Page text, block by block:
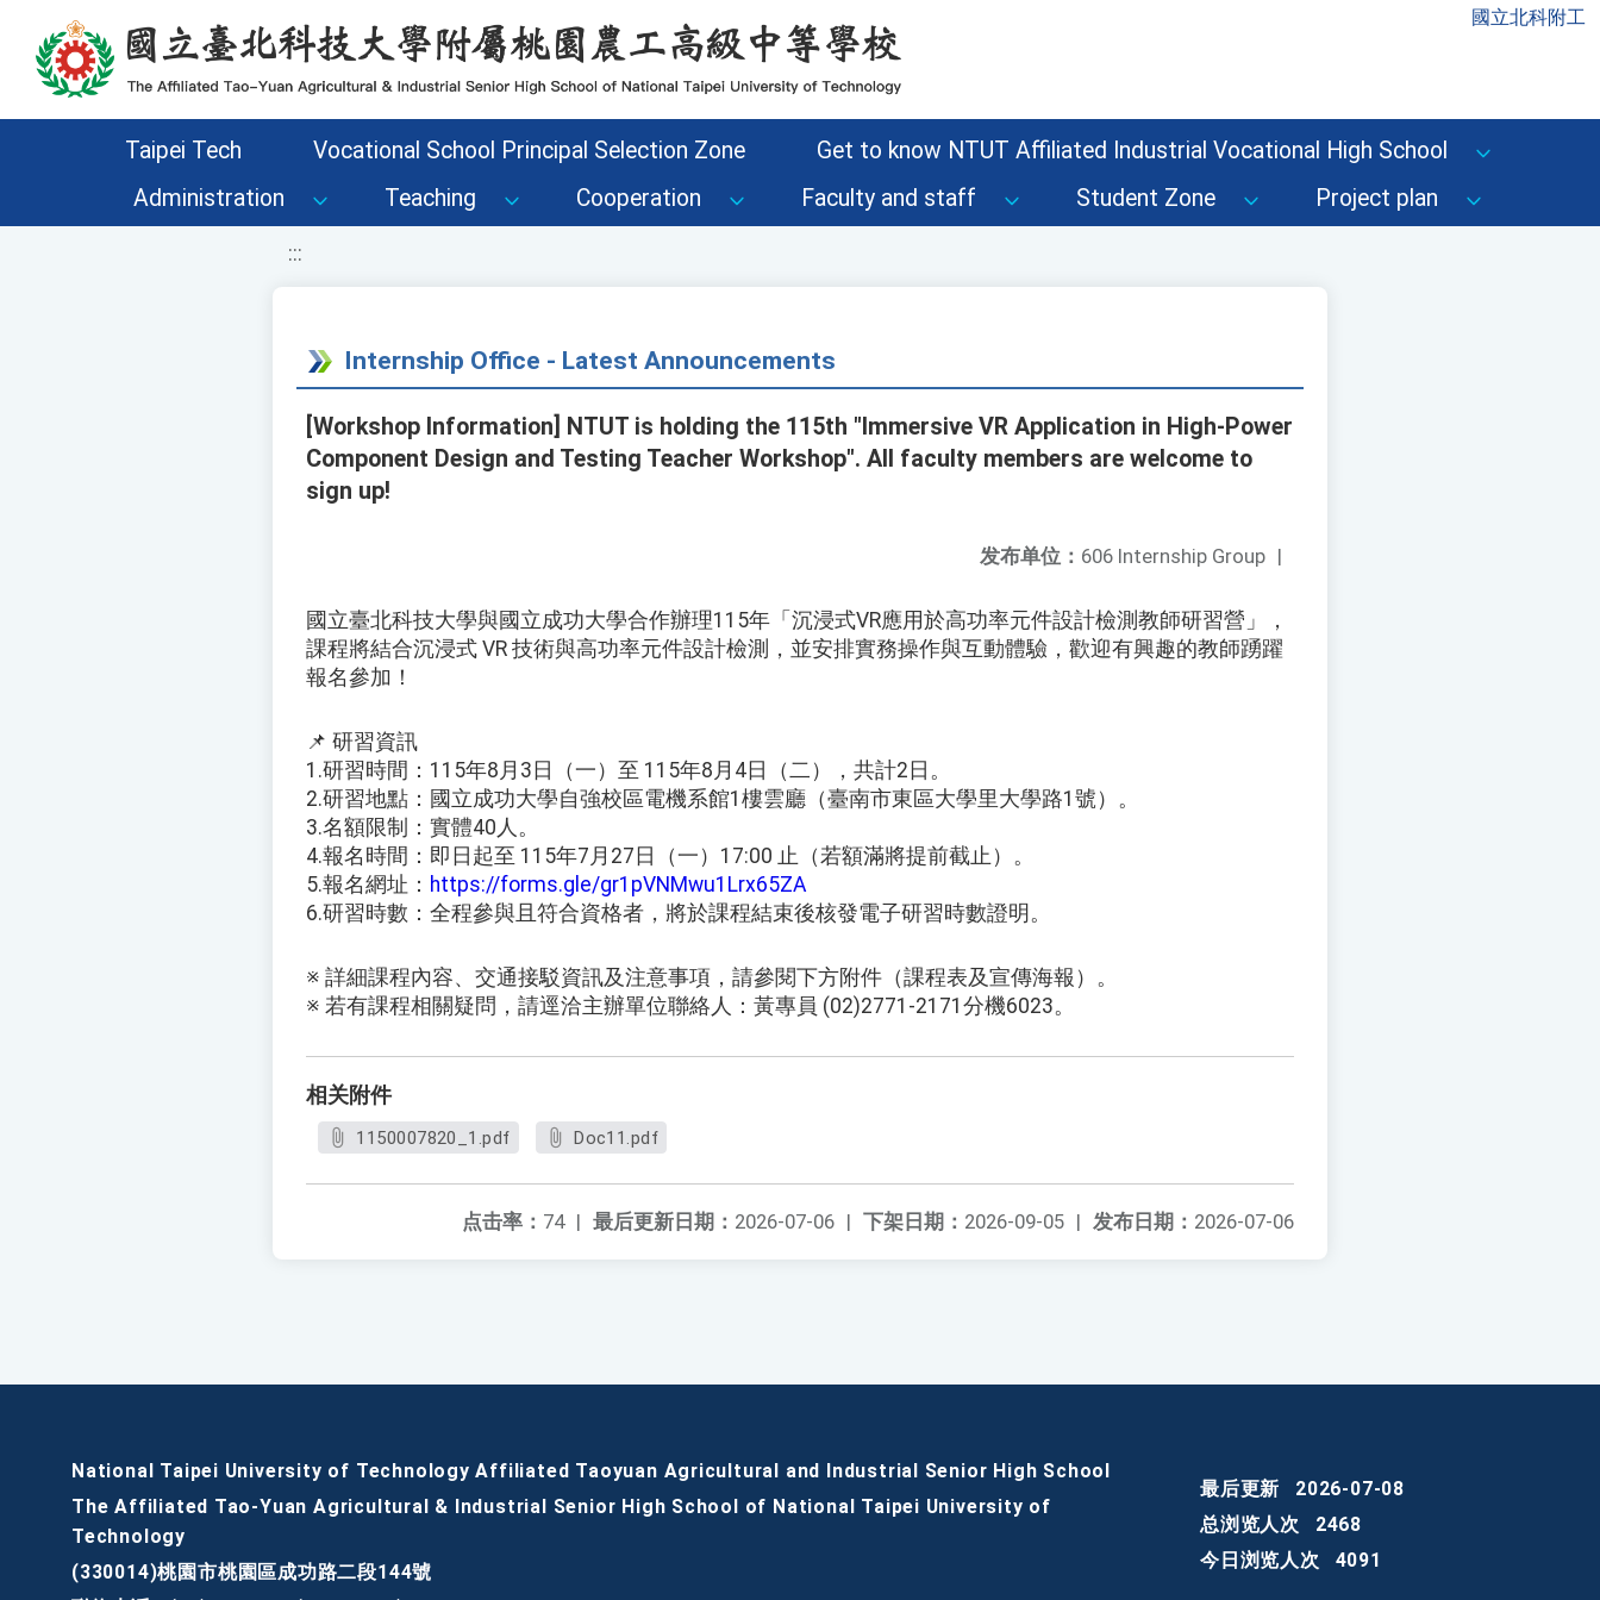
移至網頁之主要內容區位置 國立北科附工
Taipei Tech Vocational School Principal Selection Zone
Get to know NTUT Affiliated Industrial Vocational High School
Administration
Teaching Cooperation Faculty and staff Student Zone Project plan
:::
Internship Office - Latest Announcements
[Workshop Information] NTUT is holding the 115th "Immersive VR Application in High-Power
Component Design and Testing Teacher Workshop". All faculty members are welcome to
sign up!
发布单位： 606 Internship Group |
國立臺北科技大學與國立成功大學合作辦理115年「沉浸式VR應用於高功率元件設計檢測教師研習營」，
課程將結合沉浸式 VR 技術與高功率元件設計檢測，並安排實務操作與互動體驗，歡迎有興趣的教師踴躍
報名參加！
📌 研習資訊
1.研習時間：115年8月3日（一）至 115年8月4日（二），共計2日。
2.研習地點：國立成功大學自強校區電機系館1樓雲廳（臺南市東區大學里大學路1號）。
3.名額限制：實體40人。
4.報名時間：即日起至 115年7月27日（一）17:00 止（若額滿將提前截止）。
5.報名網址： https://forms.gle/gr1pVNMwu1Lrx65ZA
6.研習時數：全程參與且符合資格者，將於課程結束後核發電子研習時數證明。
※ 詳細課程內容、交通接駁資訊及注意事項，請參閱下方附件（課程表及宣傳海報）。
※ 若有課程相關疑問，請逕洽主辦單位聯絡人：黃專員 (02)2771-2171分機6023。
相关附件
1150007820_1.pdf Doc11.pdf
发布日期： 2026-07-06
下架日期： 2026-09-05 |
最后更新日期： 2026-07-06 |
点击率： 74 |
National Taipei University of Technology Affiliated Taoyuan Agricultural and Industrial Senior High School
The Affiliated Tao-Yuan Agricultural & Industrial Senior High School of National Taipei University of
Technology
(330014)桃園市桃園區成功路二段144號
最后更新
2026-07-08
总浏览人次
2468
今日浏览人次
4091